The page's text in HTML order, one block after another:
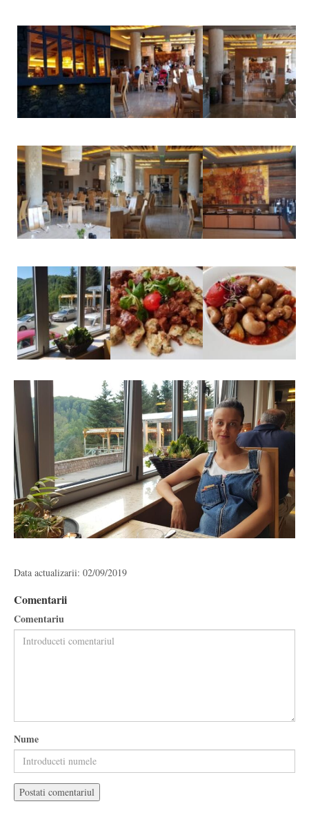
Data actualizarii: 02/09/2019
Comentarii
Comentariu
Nume